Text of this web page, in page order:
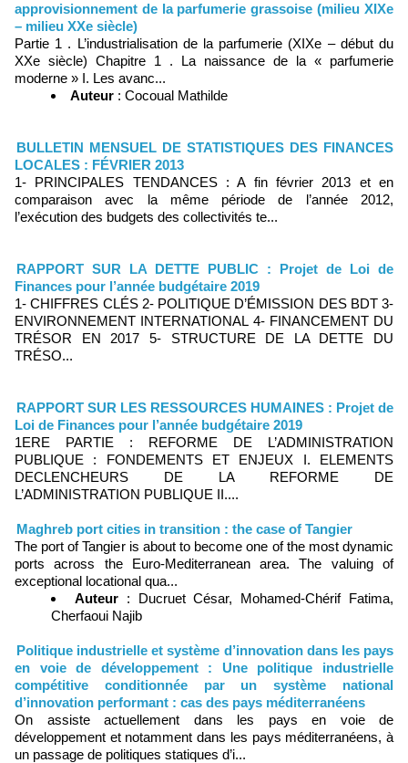
approvisionnement de la parfumerie grassoise (milieu XIXe
– milieu XXe siècle)
Partie 1 . L’industrialisation de la parfumerie (XIXe – début du
XXe siècle) Chapitre 1 . La naissance de la « parfumerie
moderne » I. Les avanc...
Auteur : Cocoual Mathilde
BULLETIN MENSUEL DE STATISTIQUES DES FINANCES
LOCALES : FÉVRIER 2013
1- PRINCIPALES TENDANCES : A fin février 2013 et en
comparaison avec la même période de l’année 2012,
l’exécution des budgets des collectivités te...
RAPPORT SUR LA DETTE PUBLIC : Projet de Loi de
Finances pour l’année budgétaire 2019
1- CHIFFRES CLÉS 2- POLITIQUE D’ÉMISSION DES BDT 3-
ENVIRONNEMENT INTERNATIONAL 4- FINANCEMENT DU
TRÉSOR EN 2017 5- STRUCTURE DE LA DETTE DU
TRÉSO...
RAPPORT SUR LES RESSOURCES HUMAINES : Projet de
Loi de Finances pour l’année budgétaire 2019
1ERE PARTIE : REFORME DE L’ADMINISTRATION
PUBLIQUE : FONDEMENTS ET ENJEUX I. ELEMENTS
DECLENCHEURS DE LA REFORME DE
L’ADMINISTRATION PUBLIQUE II....
Maghreb port cities in transition : the case of Tangier
The port of Tangier is about to become one of the most dynamic
ports across the Euro-Mediterranean area. The valuing of
exceptional locational qua...
Auteur: Ducruet César, Mohamed-Chérif Fatima,
Cherfaoui Najib
Politique industrielle et système d’innovation dans les pays
en voie de développement : Une politique industrielle
compétitive conditionnée par un système national
d’innovation performant : cas des pays méditerranéens
On assiste actuellement dans les pays en voie de
développement et notamment dans les pays méditerranéens, à
un passage de politiques statiques d’i...